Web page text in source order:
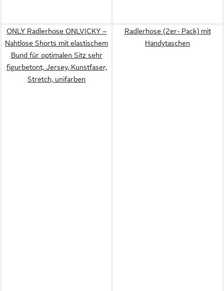
ONLY Radlerhose ONLVICKY –
Nahtlose Shorts mit elastischem
Bund für optimalen Sitz sehr
figurbetont, Jersey, Kunstfaser,
Stretch, unifarben
Radlerhose (2er- Pack) mit
Handytaschen